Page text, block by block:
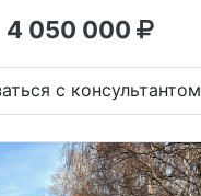
4 050 000
с консультантом